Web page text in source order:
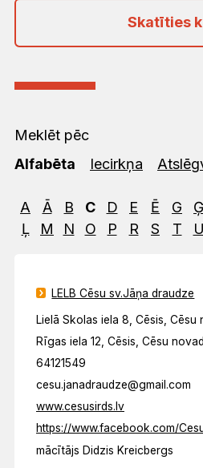
Skatīties
Meklēt pēc
Alfabēta
Iecirkņa
A Ā B C D E Ē G Ģ
Ļ
M N O P R S T U
LELB Cēsu sv.Jāņa draudze
Lielā Skolas iela 8, Cēsis, Cēsu
Rīgas iela 12, Cēsis, Cēsu
64121549
cesu.janadraudze@gmail.com
www.cesusirds.lv
https://www.facebook.com/
mācītājs Didzis Kreicbergs